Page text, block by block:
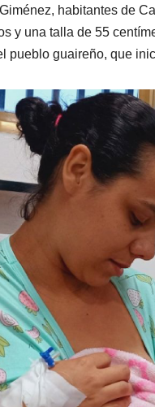
habitantes de
y una talla de 55
pueblo guaireño, que